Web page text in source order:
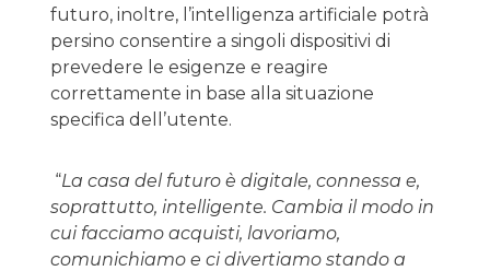
futuro, inoltre, l’intelligenza artificiale potrà
persino consentire a singoli dispositivi di
prevedere le esigenze e reagire
correttamente in base alla situazione
specifica dell’utente.
“La casa del futuro è digitale, connessa e,
soprattutto, intelligente. Cambia il modo in
cui facciamo acquisti, lavoriamo,
comunichiamo e ci divertiamo stando a